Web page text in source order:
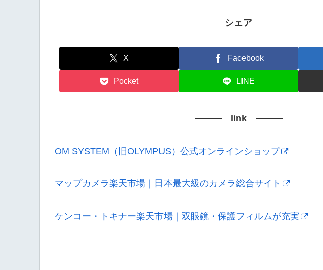
シェア
X Facebook
Pocket LINE
link
OM SYSTEM（旧OLYMPUS）公式オンラインショップ
マップカメラ楽天市場｜日本最大級のカメラ総合サイト
ケンコー・トキナー楽天市場｜双眼鏡・保護フィルムが充実